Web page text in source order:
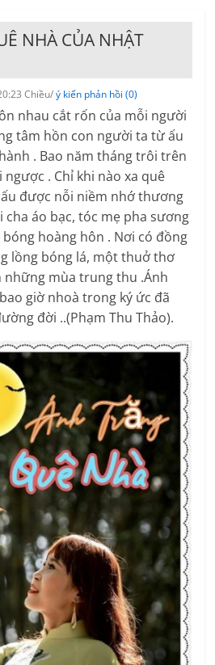
NHÀ CỦA NHẬT
Chiều/ý kiến phản hồi (0)
nhau cắt rốn của mỗi người
tâm hồn con người ta từ ấu
. Bao năm tháng trôi trên
. Chỉ khi nào xa quê
được nỗi niềm nhớ thương
cha áo bạc, tóc mẹ pha sương
hoàng hôn . Nơi có đồng
lồng bóng lá, một thuở thơ
những mùa trung thu .Ánh
giờ nhoà trong ký ức đã
đời ..(Phạm Thu Thảo).